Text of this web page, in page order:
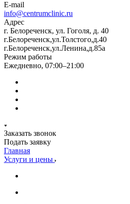
E-mail
info@centrumclinic.ru
Адрес
г. Белореченск, ул. Гоголя, д. 40
г.Белореченск,ул.Толстого,д.40
г.Белореченск,ул.Ленина,д.85а
Режим работы
Ежедневно, 07:00–21:00
Заказать звонок
Подать заявку
Главная
Услуги и цены